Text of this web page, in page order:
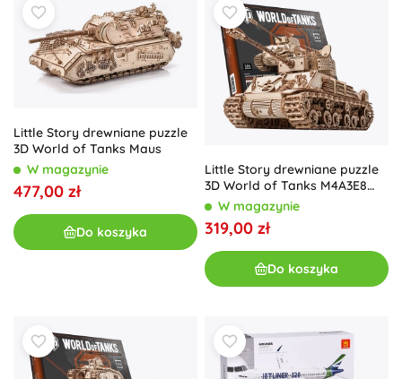
Little Story drewniane puzzle
3D World of Tanks Maus
W magazynie
477,00 zł
Do koszyka
Little Story drewniane puzzle
3D World of Tanks M4A3E8
Sherman
W magazynie
319,00 zł
Do koszyka